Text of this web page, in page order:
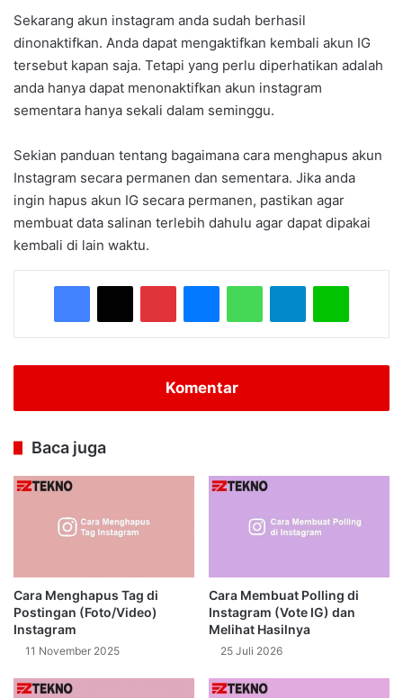
Sekarang akun instagram anda sudah berhasil
dinonaktifkan. Anda dapat mengaktifkan kembali akun IG
tersebut kapan saja. Tetapi yang perlu diperhatikan adalah
anda hanya dapat menonaktifkan akun instagram
sementara hanya sekali dalam seminggu.
Sekian panduan tentang bagaimana cara menghapus akun
Instagram secara permanen dan sementara. Jika anda
ingin hapus akun IG secara permanen, pastikan agar
membuat data salinan terlebih dahulu agar dapat dipakai
kembali di lain waktu.
Facebook
X PinterestMessengerWhatsAppTelegramLine
Komentar
Baca juga
Cara Menghapus Tag di
Postingan (Foto/Video)
Instagram
11 November 2025
Cara Membuat Polling di
Instagram (Vote IG) dan
Melihat Hasilnya
25 Juli 2026